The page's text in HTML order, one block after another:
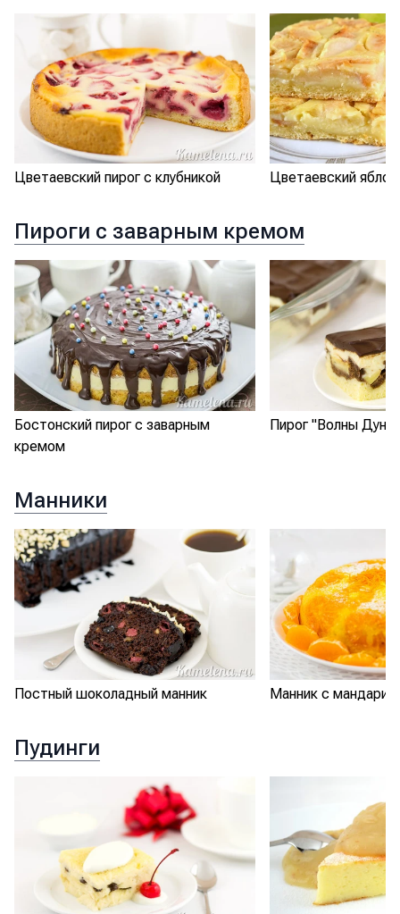
Цветаевский пирог с клубникой Цветаевский
Пироги с заварным кремом
Бостонский пирог с заварным
кремом
Пирог "Волны
Манники
Постный шоколадный манник Манник с
Пудинги